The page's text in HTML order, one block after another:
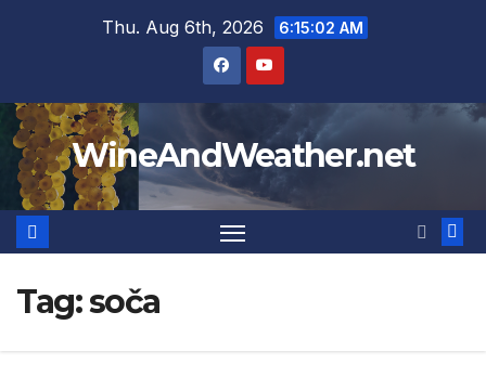
Thu. Aug 6th, 2026 6:15:03 AM
WineAndWeather.net
Tag:soča